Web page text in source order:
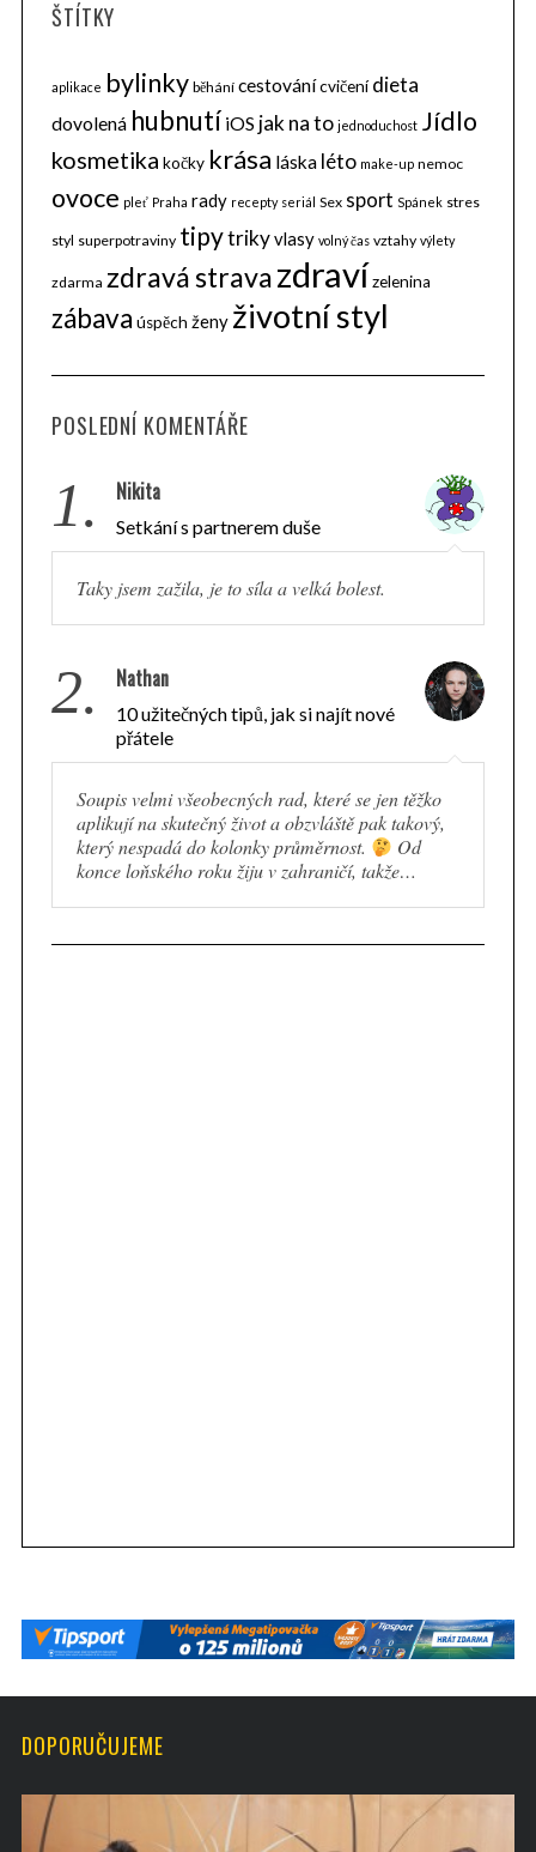
ŠTÍTKY
aplikace bylinky běhání cestovánícvičení dieta
dovolená hubnutí iOS jak na to jednoduchost Jídlo
kosmetika kočky krása láska léto make-up nemoc
ovoce pleť Praha rady recepty seriál Sex sport Spánek stres
styl superpotraviny tipytrikyvlasy volný čas vztahy výlety
zdarma zdravá stravazdravízelenina
zábava úspěch ženy životní styl
POSLEDNÍ KOMENTÁŘE
1. Nikita
Setkání s partnerem duše
Taky jsem zažila, je to síla a velká bolest.
2. Nathan
10 užitečných tipů, jak si najít nové
přátele
Soupis velmi všeobecných rad, které se jen těžko
aplikují na skutečný život a obzvláště pak takový,
který nespadá do kolonky průměrnost.
Od
konce loňského roku žiju v zahraničí, takže…
DOPORUČUJEME
r